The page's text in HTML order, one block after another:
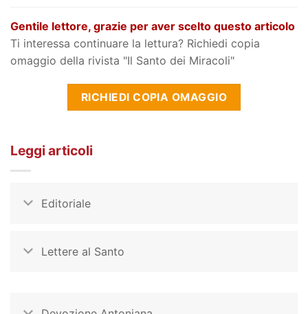
Gentile lettore, grazie per aver scelto questo articolo
Ti interessa continuare la lettura? Richiedi copia
omaggio della rivista "Il Santo dei Miracoli"
RICHIEDI COPIA OMAGGIO
Leggi articoli
Editoriale
Lettere al Santo